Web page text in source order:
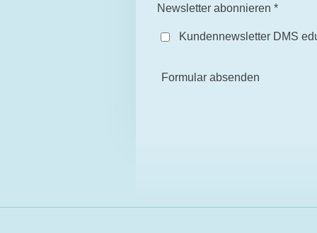
Newsletter abonnieren *
Kundennewsletter DMS
Formular absenden